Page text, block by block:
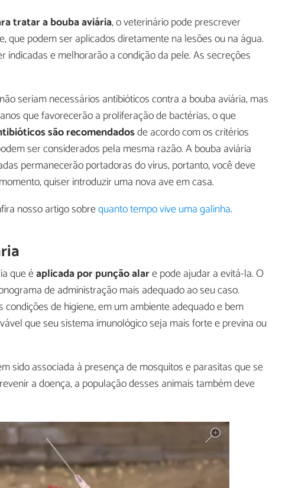
tratar a bouba aviária, o veterinário pode prescrever
que podem ser aplicados diretamente na lesões ou na água.
e melhorarão a condição da pele. As secreções
seriam necessários antibióticos contra a bouba aviária, mas
que favorecerão a proliferação de bactérias, o que
são recomendadosde acordo com os critérios
ser considerados pela mesma razão. A bouba aviária
permanecerão portadoras do vírus, portanto, você deve
quiser introduzir uma nova ave em casa.
nosso artigo sobrequanto tempo vive uma galinha.
que éaplicada por punção alare pode ajudar a evitá-la. O
de administração mais adequado ao seu caso.
de higiene, em um ambiente adequado e bem
que seu sistema imunológico seja mais forte e previna ou
sido associada à presença de mosquitos e parasitas que se
a doença, a população desses animais também deve